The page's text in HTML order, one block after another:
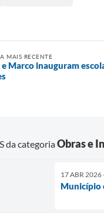
MAIS RECENTE
e Marco inauguram
da categoriaObras e
17 ABR 2026
Município